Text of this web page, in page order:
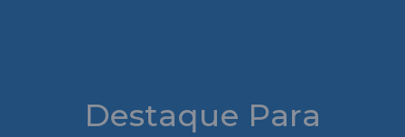
Destaque Para